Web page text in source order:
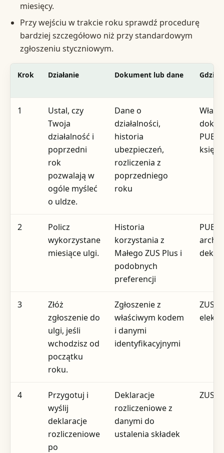
miesięcy.
Przy wejściu w trakcie roku sprawdź procedurę
bardziej szczegółowo niż przy standardowym
zgłoszeniu styczniowym.
Krok Działanie Dokument lub dane Gdzie
1
Ustal, czy
Twoja
działalność i
poprzedni
rok
pozwalają w
ogóle myśleć
o uldze.
Dane o
działalności,
historia
ubezpieczeń,
rozliczenia z
poprzedniego
roku
PUE
2
Policz
wykorzystane
miesiące ulgi.
Historia
korzystania z
Małego ZUS Plus i
podobnych
preferencji
PUE
3
Złóż
zgłoszenie do
ulgi, jeśli
wchodzisz od
początku
roku.
Zgłoszenie z
właściwym kodem
i danymi
identyfikacyjnymi
ZUS
4
Przygotuj i
wyślij
deklaracje
rozliczeniowe
po
Deklaracje
rozliczeniowe z
danymi do
ustalenia składek
ZUS